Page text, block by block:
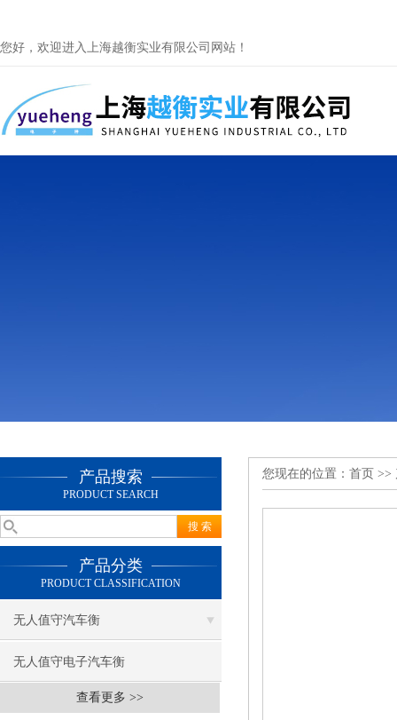
您好，欢迎进入上海越衡实业有限公司网站！
产品搜索
PRODUCT SEARCH
产品分类
PRODUCT CLASSIFICATION
无人值守汽车衡
无人值守电子汽车衡
查看更多 >>
您现在的位置： 首页 >>